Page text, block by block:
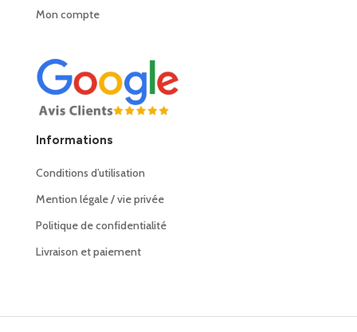
Mon compte
Informations
Conditions d’utilisation
Mention légale / vie privée
Politique de confidentialité
Livraison et paiement